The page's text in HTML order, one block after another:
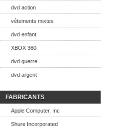
dvd action
vêtements mixtes
dvd enfant
XBOX 360
dvd guerre
dvd argent
FABRICANTS
Apple Computer, Inc
Shure Incorporated